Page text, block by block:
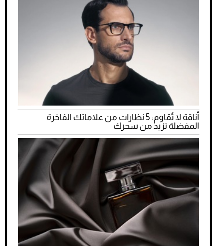
أناقة لا تُقاوم: 5 نظارات من علاماتك الفاخرة
المفضلة تزيد من سحرك